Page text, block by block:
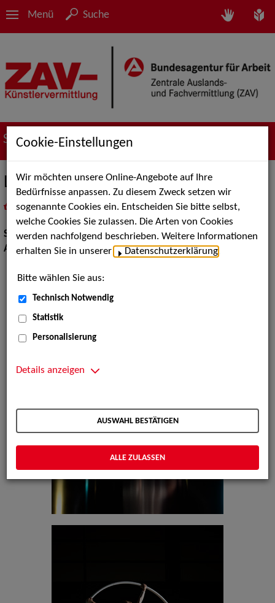
Menü Suche
Suche nach Künstler*innen
Lena Bücheler
als PDF speichern
inMeine Merklistelegen
Show:Artistik, Show Acts
Artistik:Kraftakrobatik / Equilibristik
Cookie-Einstellungen
Wir möchten unsere Online-Angebote auf Ihre
Bedürfnisse anpassen. Zu diesem Zweck setzen wir
sogenannte Cookies ein. Entscheiden Sie bitte selbst,
welche Cookies Sie zulassen. Die Arten von Cookies
werden nachfolgend beschrieben. Weitere Informationen
erhalten Sie in unserer
Datenschutzerklärung
Bitte wählen Sie aus:
Technisch Notwendig
Statistik
Personalisierung
Details anzeigen
AUSWAHL BESTÄTIGEN
ALLE ZULASSEN